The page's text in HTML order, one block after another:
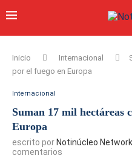
Inicio Internacional
por el fuego en Europa
Internacional
Suman 17 mil hectáreas
Europa
escrito por Notinúcleo
comentarios